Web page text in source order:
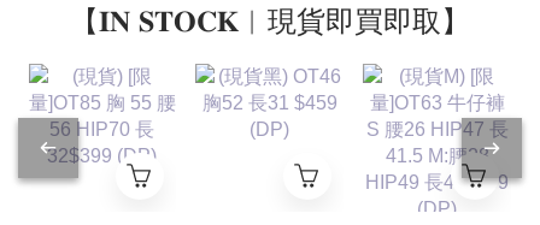
【𝐈𝐍 𝐒𝐓𝐎𝐂𝐊︱現貨即買即取】